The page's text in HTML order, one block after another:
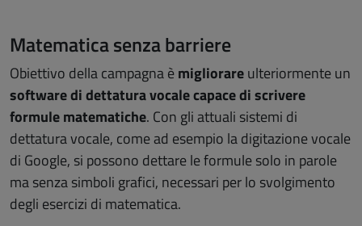
Matematica senza barriere
Obiettivo della campagna èmigliorareulteriormente un
software di dettatura vocale capace di scrivere
formule matematiche. Con gli attuali sistemi di
dettatura vocale, come ad esempio la digitazione vocale
di Google, si possono dettare le formule solo in parole
ma senza simboli grafici, necessari per lo svolgimento
degli esercizi di matematica.